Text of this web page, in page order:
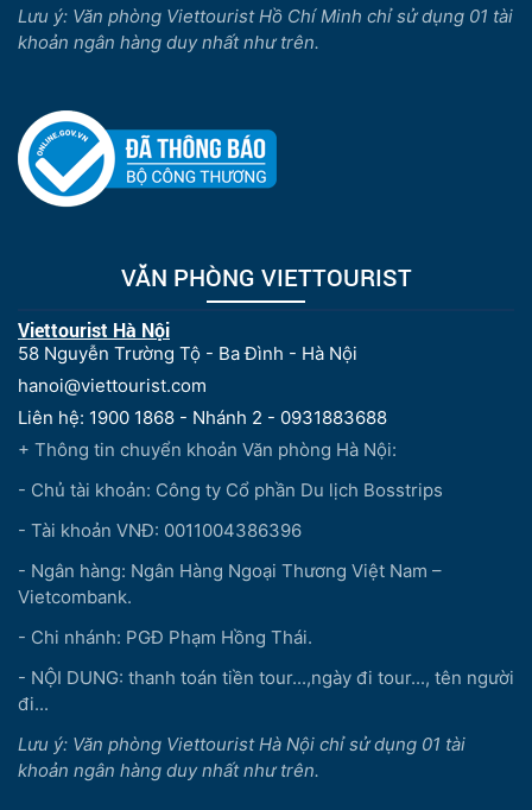
Lưu ý: Văn phòng Viettourist Hồ Chí Minh chỉ sử dụng 01 tài
khoản ngân hàng duy nhất như trên.
VĂN PHÒNG VIETTOURIST
Viettourist Hà Nội
58 Nguyễn Trường Tộ - Ba Đình - Hà Nội
hanoi@viettourist.com
Liên hệ: 1900 1868 - Nhánh 2 - 0931883688
+ Thông tin chuyển khoản Văn phòng Hà Nội:
- Chủ tài khoản: Công ty Cổ phần Du lịch Bosstrips
- Tài khoản VNĐ: 0011004386396
- Ngân hàng: Ngân Hàng Ngoại Thương Việt Nam –
Vietcombank.
- Chi nhánh: PGĐ Phạm Hồng Thái.
- NỘI DUNG: thanh toán tiền tour...,ngày đi tour..., tên người
đi...
Lưu ý: Văn phòng Viettourist Hà Nội chỉ sử dụng 01 tài
khoản ngân hàng duy nhất như trên.